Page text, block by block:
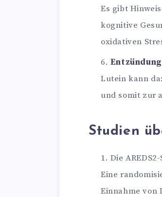
Es gibt
kognitive
oxidativen
Lutein kann
und somit zur
Studien
Die
Eine
Einnahme von